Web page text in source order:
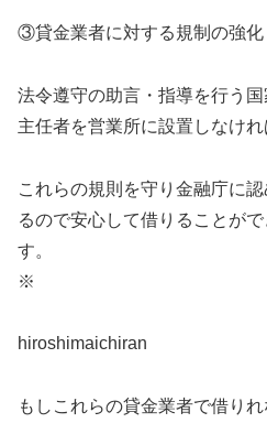
③貸金業者に対する規制の強化
法令遵守の助言・指導を行う
主任者を営業所に設置しなけれ
これらの規則を守り金融庁に
るので安心して借りることがで
す。
※
hiroshimaichiran
もしこれらの貸金業者で借り